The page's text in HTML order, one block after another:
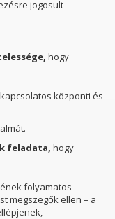
jogosult
hogy
központi és
feladata, hogy
folyamatos
megszegők ellen – a